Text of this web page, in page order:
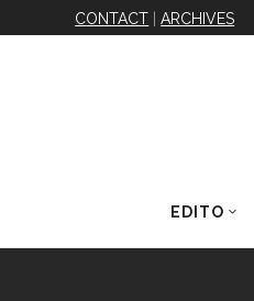
CONTACT |ARCHIVES
EDITO